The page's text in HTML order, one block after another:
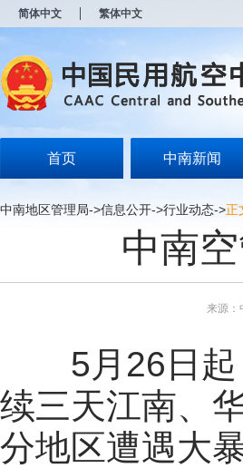
简体中文 繁体中文
首页 中南新闻
中南地区管理局->信息公开->行业动态->正
中南
来源：
5月26日
续三天江南、
分地区遭遇大
开
无
障
说
按
Alt
键